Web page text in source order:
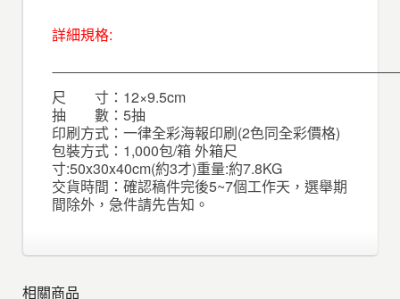
詳細規格:
尺 寸：12×9.5cm
抽 數：5抽
印刷方式：一律全彩海報印刷(2色同全彩價格)
包裝方式：1,000包/箱 外箱尺
寸:50x30x40cm(約3才)重量:約7.8KG
交貨時間：確認稿件完後5~7個工作天，選舉期
間除外，急件請先告知。
相關商品